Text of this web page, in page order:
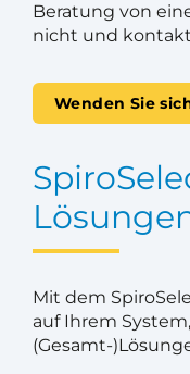
Beratung von
nicht und
Wenden Sie
Mit dem
auf Ihrem
(Gesamt-